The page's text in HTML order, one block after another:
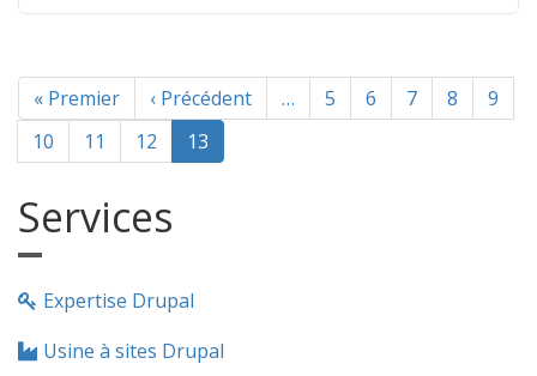
Pagination
Première
page
« Premier
Page
précédente
‹ Précédent … Page
5 Page
6 Page
7 Page
8 Page
9
Page
10 Page
11 Page
12
Page
courante
13
Services
Expertise Drupal
Usine à sites Drupal